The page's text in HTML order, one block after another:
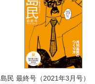
島民 最終号（2021年3月号）